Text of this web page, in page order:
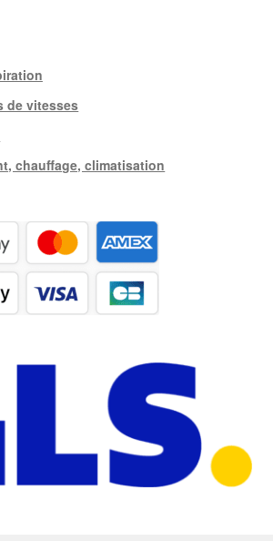
de vitesses
chauffage, climatisation